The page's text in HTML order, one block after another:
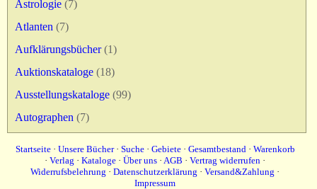
Astrologie (7)
Atlanten (7)
Aufklärungsbücher (1)
Auktionskataloge (18)
Ausstellungskataloge (99)
Autographen (7)
Startseite· Unsere Bücher· Suche· Gebiete· Gesamtbestand· Warenkorb
· Verlag · Kataloge · Über uns · AGB · Vertrag widerrufen ·
Widerrufsbelehrung · Datenschutzerklärung · Versand&Zahlung ·
Impressum